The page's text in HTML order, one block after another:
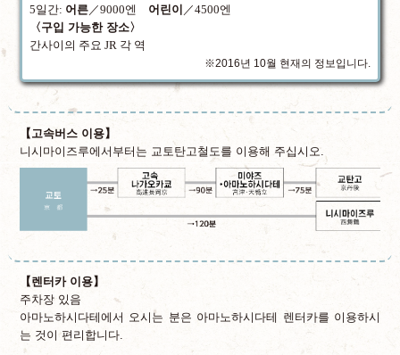
5일간: 어른／9000엔 어린이 ／4500엔
〈구입 가능한 장소〉
간사이의 주요 JR 각 역
※2016년 10월 현재의 정보입니다.
【고속버스 이용】
니시마이즈루에서부터는 교토탄고철도를 이용해 주십시오.
【렌터카 이용】
주차장 있음
아마노하시다테에서 오시는 분은 아마노하시다테 렌터카를 이용하시
는 것이 편리합니다.